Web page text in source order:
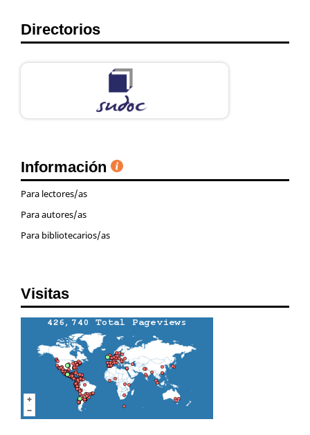
Directorios
Información
Para lectores/as
Para autores/as
Para bibliotecarios/as
Visitas